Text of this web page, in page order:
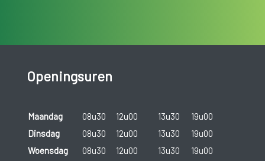
Openingsuren
Maandag 08u30 12u00 13u30
19u00
Dinsdag
08u30 12u00 13u30
19u00
Woensdag
08u30 12u00 13u30
19u00